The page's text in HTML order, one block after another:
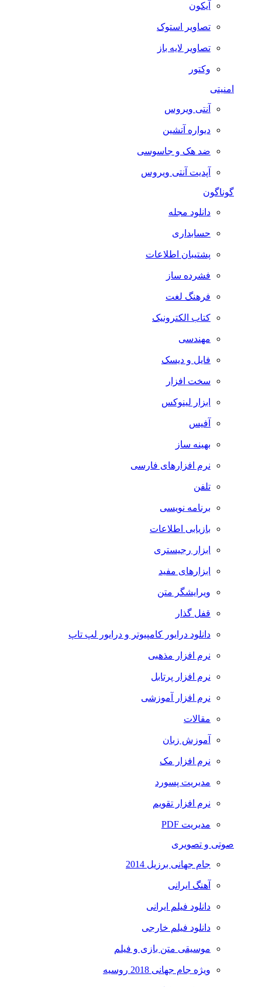
آیکون
تصاویر استوک
تصاویر لایه باز
وکتور
امنیتی
آنتی ویروس
دیواره آتشین
ضد هک و جاسوسی
آپدیت آنتی ویروس
گوناگون
دانلود مجله
حسابداری
پشتیبان اطلاعات
فشرده ساز
فرهنگ لغت
کتاب الکترونیک
مهندسی
فایل و دیسک
سخت افزار
ابزار لینوکس
آفیس
بهینه ساز
نرم افزارهای فارسی
تلفن
برنامه نویسی
بازیابی اطلاعات
ابزار رجیستری
ابزارهای مفید
ویرایشگر متن
قفل گذار
دانلود درایور کامپیوتر و درایور لپ تاپ
نرم افزار مذهبی
نرم افزار پرتابل
نرم افزار آموزشی
مقالات
آموزش زبان
نرم افزار مک
مدیریت پسورد
نرم افزار تقویم
مدیریت PDF
صوتی و تصویری
جام جهانی برزیل 2014
آهنگ ایرانی
دانلود فیلم ایرانی
دانلود فیلم خارجی
موسیقی متن بازی و فیلم
ویژه جام جهانی 2018 روسیه